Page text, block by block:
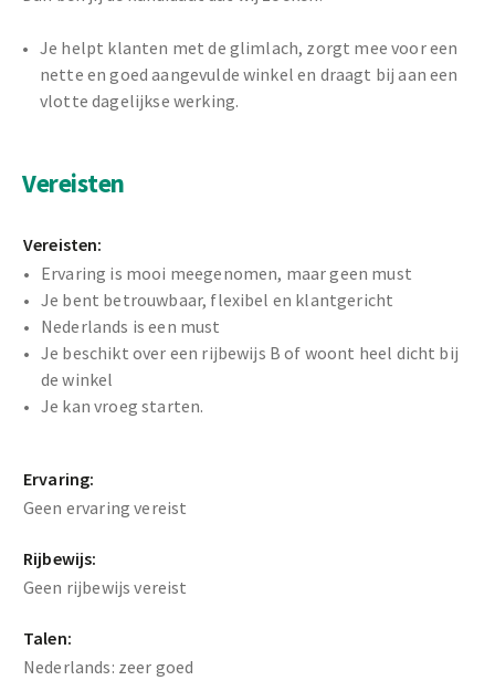
Je helpt klanten met de glimlach, zorgt mee voor een
nette en goed aangevulde winkel en draagt bij aan een
vlotte dagelijkse werking.
Vereisten
Vereisten:
Ervaring is mooi meegenomen, maar geen must
Je bent betrouwbaar, flexibel en klantgericht
Nederlands is een must
Je beschikt over een rijbewijs B of woont heel dicht bij
de winkel
Je kan vroeg starten.
Ervaring:
Geen ervaring vereist
Rijbewijs:
Geen rijbewijs vereist
Talen:
Nederlands: zeer goed